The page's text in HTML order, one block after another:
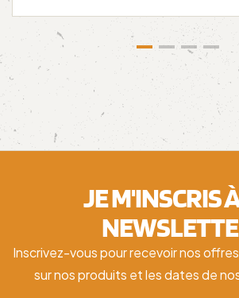
JE M'INSCRIS
Inscrivez-vous pour recevoir nos
sur nos produits et les dates de